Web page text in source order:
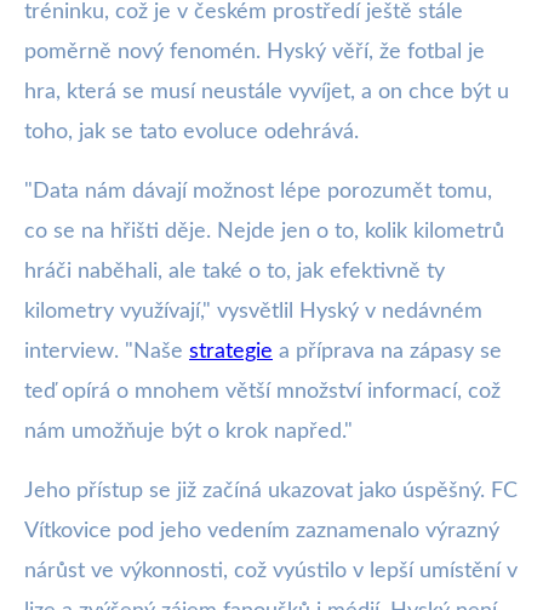
tréninku, což je v českém prostředí ještě stále
poměrně nový fenomén. Hyský věří, že fotbal je
hra, která se musí neustále vyvíjet, a on chce být u
toho, jak se tato evoluce odehrává.
"Data nám dávají možnost lépe porozumět tomu,
co se na hřišti děje. Nejde jen o to, kolik kilometrů
hráči naběhali, ale také o to, jak efektivně ty
kilometry využívají," vysvětlil Hyský v nedávném
interview. "Naše strategie a příprava na zápasy se
teď opírá o mnohem větší množství informací, což
nám umožňuje být o krok napřed."
Jeho přístup se již začíná ukazovat jako úspěšný. FC
Vítkovice pod jeho vedením zaznamenalo výrazný
nárůst ve výkonnosti, což vyústilo v lepší umístění v